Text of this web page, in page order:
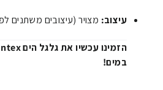
עיצוב: מצויר (עיצובים משתנים
במים!